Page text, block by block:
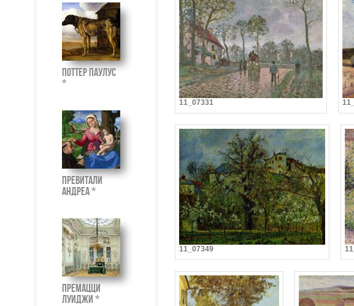
Поттер Паулус
*
Превитали
Андреа *
Премацци
Луиджи *
11_07331
11_07349